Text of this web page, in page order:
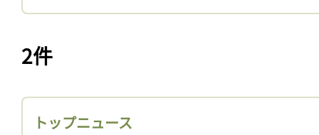
2件
トップニュース